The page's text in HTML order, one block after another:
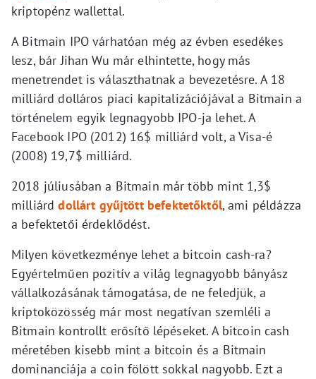
kriptopénz wallettal.
A Bitmain IPO várhatóan még az évben esedékes
lesz, bár Jihan Wu már elhintette, hogy más
menetrendet is választhatnak a bevezetésre. A 18
milliárd dolláros piaci kapitalizációjával a Bitmain a
történelem egyik legnagyobb IPO-ja lehet. A
Facebook IPO (2012) 16$ milliárd volt, a Visa-é
(2008) 19,7$ milliárd.
2018 júliusában a Bitmain már több mint 1,3$
milliárddollárt gyűjtött befektetőktől, ami példázza
a befektetői érdeklődést.
Milyen következménye lehet a bitcoin cash-ra?
Egyértelműen pozitív a világ legnagyobb bányász
vállalkozásának támogatása, de ne feledjük, a
kriptoközösség már most negatívan szemléli a
Bitmain kontrollt erősítő lépéseket. A bitcoin cash
méretében kisebb mint a bitcoin és a Bitmain
dominanciája a coin fölött sokkal nagyobb. Ezt a